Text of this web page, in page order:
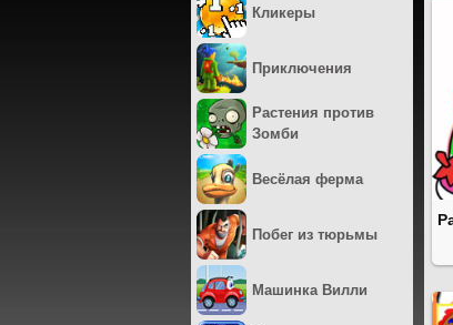
Кликеры
Приключения
Растения против
Зомби
Весёлая ферма
Побег из тюрьмы
Машинка Вилли